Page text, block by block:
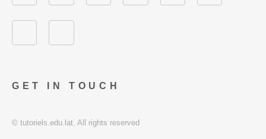
GET IN TOUCH
© tutoriels.edu.lat. All rights reserved